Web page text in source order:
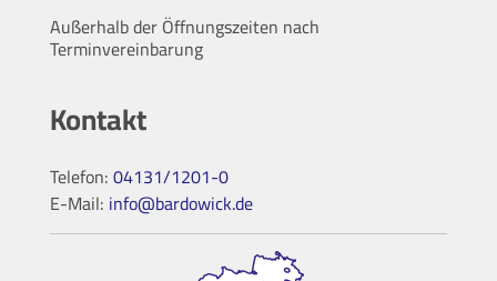
Außerhalb der Öffnungszeiten nach
Terminvereinbarung
Kontakt
Telefon:04131/1201-0
E-Mail: info@bardowick.de